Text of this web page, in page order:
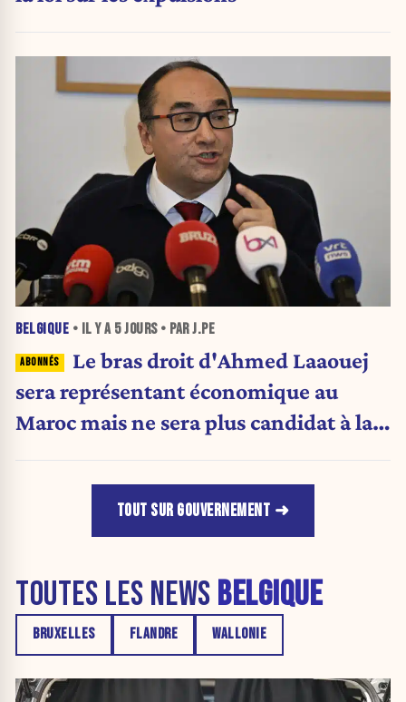
BELGIQUE • IL Y A 5 JOURS• PAR J.PE
Le bras droit d'Ahmed Laaouej
sera représentant économique au
Maroc mais ne sera plus candidat à la
TOUT SUR GOUVERNEMENT
TOUTES LES NEWS BELGIQUE
BRUXELLES FLANDRE WALLONIE